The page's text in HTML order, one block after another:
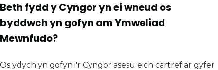
Beth fydd y Cyngor yn ei wneud os
byddwch yn gofyn am Ymweliad
Mewnfudo?
Os ydych yn gofyn i'r Cyngor asesu eich cartref ar gyfer